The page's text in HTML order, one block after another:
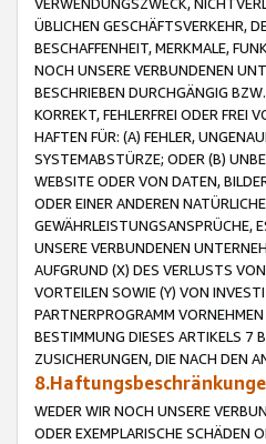
ÜBLICHEN GESCHÄFTSVERKEHR,
BESCHAFFENHEIT, MERKMALE,
NOCH UNSERE VERBUNDENEN
BESCHRIEBEN DURCHGÄNGIG
KORREKT, FEHLERFREI ODER FREI
HAFTEN FÜR: (A) FEHLER,
SYSTEMABSTÜRZE; ODER (B)
WEBSITE ODER VON DATEN,
ODER EINER ANDEREN
GEWÄHRLEISTUNGSANSPRÜCHE,
UNSERE VERBUNDENEN
AUFGRUND (X) DES VERLUSTS
VORTEILEN SOWIE (Y) VON
PARTNERPROGRAMM
BESTIMMUNG DIESES ARTIKELS 7
ZUSICHERUNGEN, DIE NACH DEN
WEDER WIR NOCH UNSERE
ODER EXEMPLARISCHE SCHÄDEN